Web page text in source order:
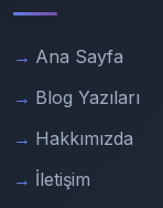
Ana Sayfa
Blog Yazıları
Hakkımızda
İletişim